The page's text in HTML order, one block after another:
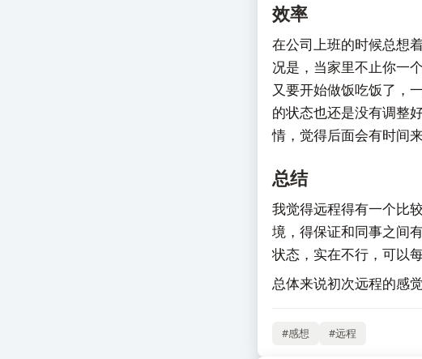
效率
在公司上班的时候总想
况是，当家里不止你一
又要开始做饭吃饭了，
的状态也还是没有调整
情，觉得后面会有时间
总结
我觉得远程得有一个比
境，得保证和同事之间
状态，实在不行，可以
总体来说初次远程的感
#感想 #远程